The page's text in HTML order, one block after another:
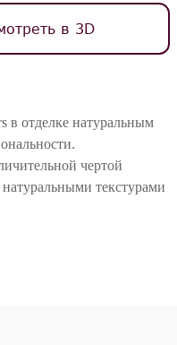
в 3D
в отделке натуральным
чертой
текстурами
а вместительный